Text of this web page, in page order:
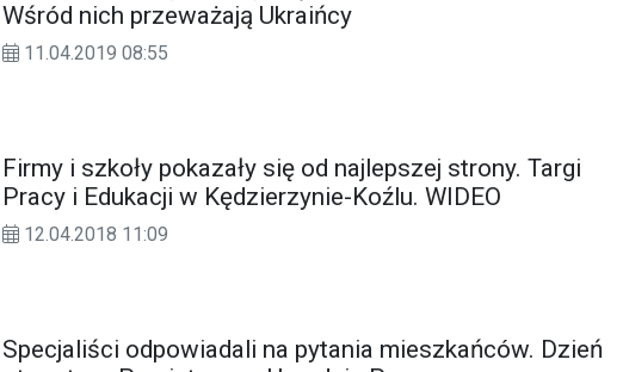
Wśród nich przeważają Ukraińcy
11.04.2019 08:55
Firmy i szkoły pokazały się od najlepszej strony. Targi
Pracy i Edukacji w Kędzierzynie-Koźlu. WIDEO
12.04.2018 11:09
Specjaliści odpowiadali na pytania mieszkańców. Dzień